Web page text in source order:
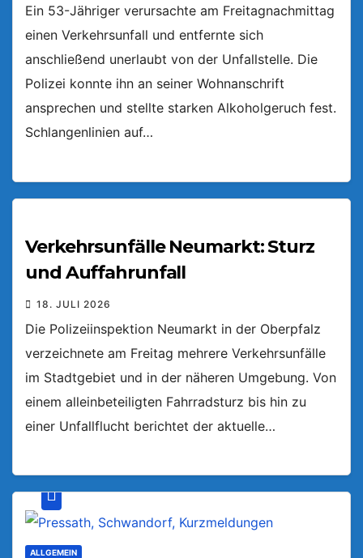
Ein 53-Jähriger verursachte am Freitagnachmittag
einen Verkehrsunfall und entfernte sich
anschließend unerlaubt von der Unfallstelle. Die
Polizei konnte ihn an seiner Wohnanschrift
ansprechen und stellte starken Alkoholgeruch fest.
Schlangenlinien auf…
Verkehrsunfälle Neumarkt: Sturz
und Auffahrunfall
18. JULI 2026
Die Polizeiinspektion Neumarkt in der Oberpfalz
verzeichnete am Freitag mehrere Verkehrsunfälle
im Stadtgebiet und in der näheren Umgebung. Von
einem alleinbeteiligten Fahrradsturz bis hin zu
einer Unfallflucht berichtet der aktuelle…
ALLGEMEIN